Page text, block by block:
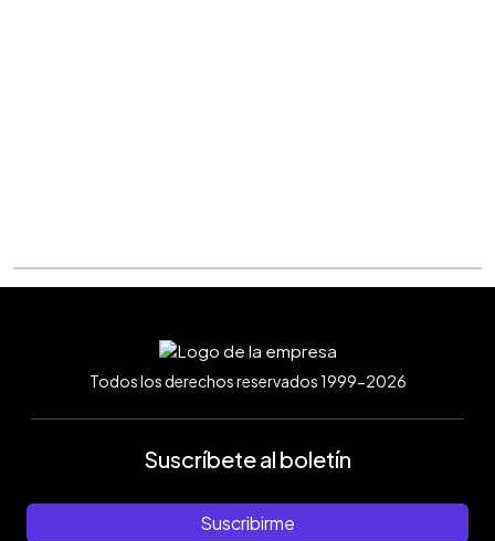
Todos los derechos reservados 1999-2026
Suscríbete al boletín
Suscribirme